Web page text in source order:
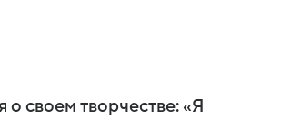
о своем творчестве: «Я